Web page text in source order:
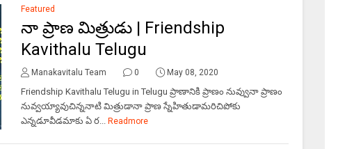
Featured
నా ప్రాణ మిత్రుడు | Friendship
Kavithalu Telugu
Manakavitalu Team 0 May 08, 2020
Friendship Kavithalu Telugu in Telugu ప్రాణానికి ప్రాణం నువ్వునా ప్రాణం
నువ్వయ్యావుచిన్ననాటి మిత్రుడానా ప్రాణ స్నేహితుడామరిచిపోకు
ఎన్నడూవీడమాకు ఏ ర... Readmore